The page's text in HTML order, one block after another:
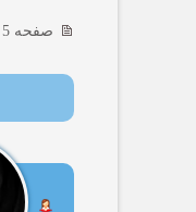
صفحه 5 از 5